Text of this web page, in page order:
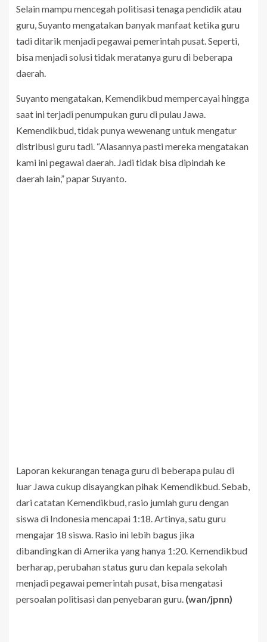
Selain mampu mencegah politisasi tenaga pendidik atau
guru, Suyanto mengatakan banyak manfaat ketika guru
tadi ditarik menjadi pegawai pemerintah pusat. Seperti,
bisa menjadi solusi tidak meratanya guru di beberapa
daerah.
Suyanto mengatakan, Kemendikbud mempercayai hingga
saat ini terjadi penumpukan guru di pulau Jawa.
Kemendikbud, tidak punya wewenang untuk mengatur
distribusi guru tadi. “Alasannya pasti mereka mengatakan
kami ini pegawai daerah. Jadi tidak bisa dipindah ke
daerah lain,” papar Suyanto.
Laporan kekurangan tenaga guru di beberapa pulau di
luar Jawa cukup disayangkan pihak Kemendikbud. Sebab,
dari catatan Kemendikbud, rasio jumlah guru dengan
siswa di Indonesia mencapai 1:18. Artinya, satu guru
mengajar 18 siswa. Rasio ini lebih bagus jika
dibandingkan di Amerika yang hanya 1:20. Kemendikbud
berharap, perubahan status guru dan kepala sekolah
menjadi pegawai pemerintah pusat, bisa mengatasi
persoalan politisasi dan penyebaran guru. (wan/jpnn)